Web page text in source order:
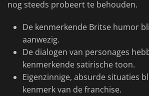
nog steeds probeert te behouden.
De kenmerkende Britse humor
aanwezig.
De dialogen van personages
kenmerkende satirische toon.
Eigenzinnige, absurde situaties
kenmerk van de franchise.